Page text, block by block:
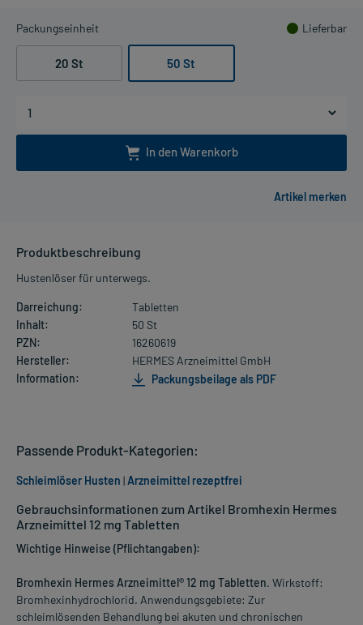
Packungseinheit Lieferbar
20 St 50 St
In den Warenkorb
Produktbeschreibung
Hustenlöser für unterwegs.
Darreichung:
Tabletten
Inhalt:
50 St
PZN:
16260619
Hersteller:
HERMES Arzneimittel GmbH
Information:
Packungsbeilage als PDF
Gebrauchsinformationen zum Artikel Bromhexin Hermes
Arzneimittel 12 mg Tabletten
Wichtige Hinweise (Pflichtangaben):
Bromhexin Hermes Arzneimittel® 12 mg Tabletten. Wirkstoff:
Bromhexinhydrochlorid. Anwendungsgebiete: Zur
schleimlösenden Behandlung bei akuten und chronischen
Passende Produkt-Kategorien:
Schleimlöser Husten |Arzneimittel rezeptfrei